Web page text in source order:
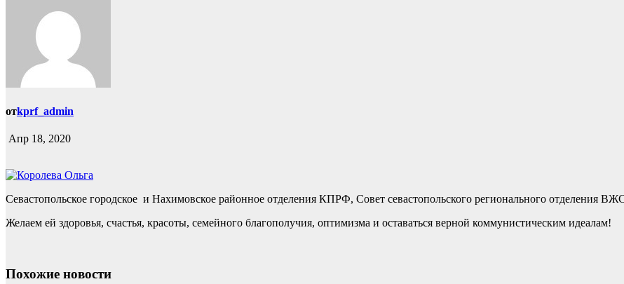
отkprf_admin
Апр 18, 2020
Севастопольское городское и Нахимовское районное отделения КПРФ, Совет севастопольского регионального отделения
Желаем ей здоровья, счастья, красоты, семейного благополучия, оптимизма и оставаться верной коммунистическим идеалам!
Похожие новости